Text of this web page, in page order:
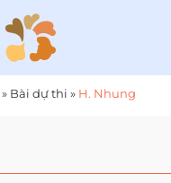
» Bài dự thi » H. Nhung